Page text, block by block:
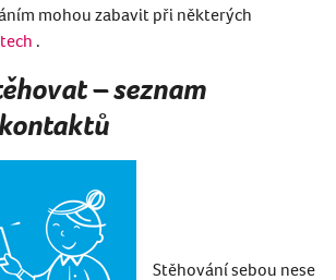
mohou zabavit při některých
.
– seznam
Stěhování sebou nese